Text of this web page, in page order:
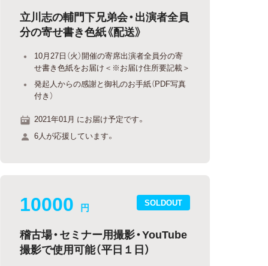
立川志の輔門下兄弟会・出演者全員
分の寄せ書き色紙《配送》
10月27日（火）開催の寄席出演者全員分の寄
せ書き色紙をお届け＜※お届け住所要記載＞
発起人からの感謝と御礼のお手紙（PDF写真
付き）
2021年01月 にお届け予定です。
6人が応援しています。
SOLDOUT
10000 円
稽古場・セミナー用撮影・YouTube
撮影で使用可能（平日１日）